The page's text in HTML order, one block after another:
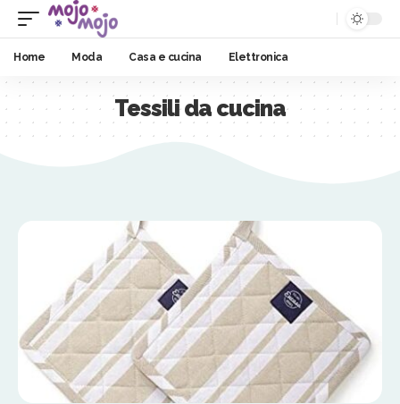
Home Moda Casa e cucina Elettronica
Tessili da cucina